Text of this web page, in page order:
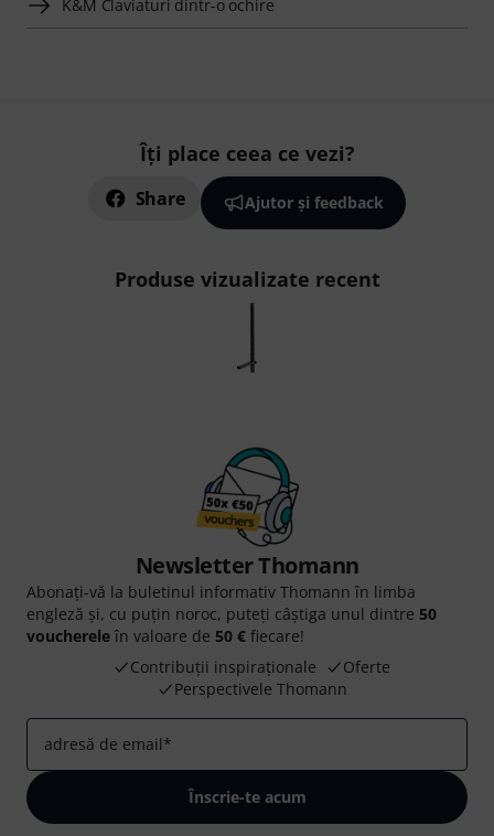
K&M Claviaturi dintr-o ochire
Îți place ceea ce vezi?
Share Ajutor și feedback
Produse vizualizate recent
Newsletter Thomann
Abonați-vă la buletinul informativ Thomann în limba
engleză și, cu puțin noroc, puteți câștiga unul dintre 50
voucherele în valoare de 50 € fiecare!
Contribuții inspiraționale
Oferte
Perspectivele Thomann
adresă de email*
Înscrie-te acum